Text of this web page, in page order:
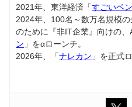
2021年、東洋経済「すごいベ
2024年、100名～数万名規模
のために『非IT企業』向けの
ン 」をαローンチ。
2026年、「ナレカン 」を正式